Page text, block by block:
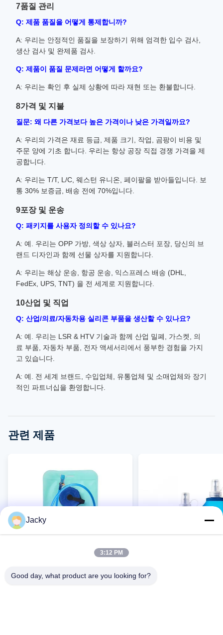
7품질 관리
Q: 제품 품질을 어떻게 통제합니까?
A: 우리는 안정적인 품질을 보장하기 위해 엄격한 입수 검사,
생산 검사 및 완제품 검사.
Q: 제품이 품질 문제라면 어떻게 할까요?
A: 우리는 확인 후 실제 상황에 따라 재현 또는 환불합니다.
8가격 및 지불
질문: 왜 다른 가격보다 높은 가격이나 낮은 가격일까요?
A: 우리의 가격은 재료 등급, 제품 크기, 작업, 곰팡이 비용 및
주문 양에 기초 합니다. 우리는 항상 공장 직접 경쟁 가격을 제
공합니다.
A: 우리는 T/T, L/C, 웨스턴 유니온, 페이팔을 받아들입니다. 보
통 30% 보증금, 배송 전에 70%입니다.
9포장 및 운송
Q: 패키지를 사용자 정의할 수 있나요?
A: 예. 우리는 OPP 가방, 색상 상자, 블러스터 포장, 당신의 브
랜드 디자인과 함께 선물 상자를 지원합니다.
A: 우리는 해상 운송, 항공 운송, 익스프레스 배송 (DHL,
FedEx, UPS, TNT) 을 전 세계로 지원합니다.
10산업 및 직업
Q: 산업/의료/자동차용 실리콘 부품을 생산할 수 있나요?
A: 예. 우리는 LSR & HTV 기술과 함께 산업 밀폐, 가스켓, 의
료 부품, 자동차 부품, 전자 액세서리에서 풍부한 경험을 가지
고 있습니다.
A: 예. 전 세계 브랜드, 수입업체, 유통업체 및 소매업체와 장기
적인 파트너십을 환영합니다.
관련 제품
Jacky
3:12 PM
Good day, what product are you looking for?